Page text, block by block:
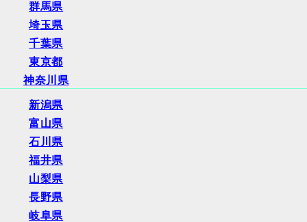
群馬県
埼玉県
千葉県
東京都
神奈川県
新潟県
富山県
石川県
福井県
山梨県
長野県
岐阜県